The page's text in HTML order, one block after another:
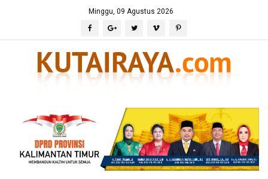
Minggu, 09 Agustus 2026